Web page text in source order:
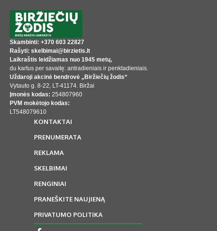
Skambinti: +370 603 22827
Rašyti: skelbimai@birzietis.lt
Laikraštis leidžiamas nuo 1945 metų,
du kartus per savaitę: antradieniais ir penktadieniais.
Uždaroji akcinė bendrovė „Biržiečių žodis“
Vytauto g. 8-22, LT-41174. Biržai
Įmonės kodas: 254807960
PVM mokėtojo kodas:
LT548079610
KONTAKTAI
PRENUMERATA
REKLAMA
SKELBIMAI
RENGINIAI
PRANEŠKITE NAUJIENĄ
PRIVATUMO POLITIKA